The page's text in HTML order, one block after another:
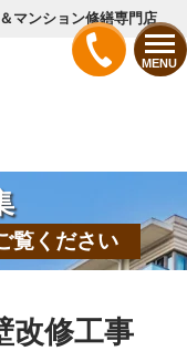
MENU
マンション修繕専門店
覧ください
改修工事